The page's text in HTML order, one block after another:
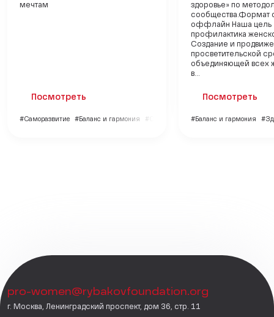
мечтам
Посмотреть
#Саморазвитие #Баланс и гармония #Семья и дети
здоровье» по
сообщества.Формат
оффлайн Наша цель
профилактика
Создание и
просветительской
объединяющей всех
в...
Посмотреть
#Баланс и гармония
pro-women@rybakovfoundation.org
г. Москва, Ленинградский проспект, дом 36, стр. 11